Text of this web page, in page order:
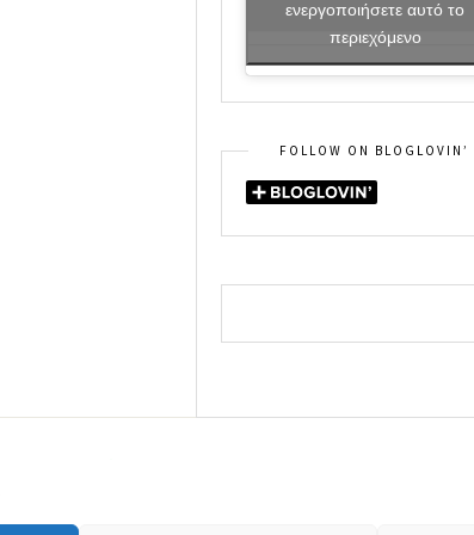
ενεργοποιήσετε αυτό το
περιεχόμενο
FOLLOW ON BLOGLOVIN’